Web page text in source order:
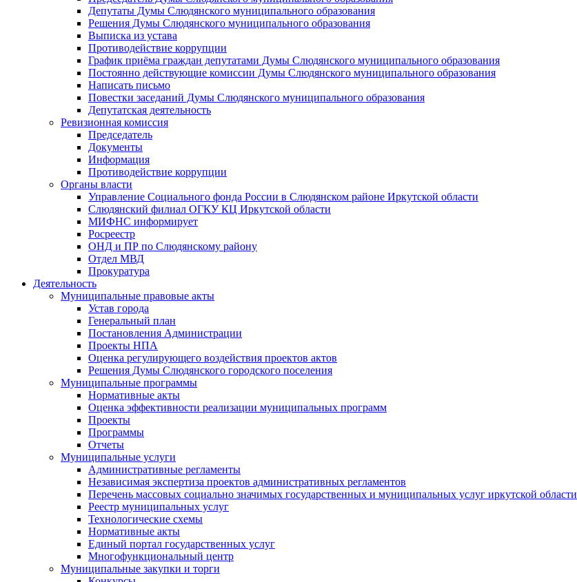
Депутаты Думы Слюдянского муниципального образования
Решения Думы Слюдянского муниципального образования
Выписка из устава
Противодействие коррупции
График приёма граждан депутатами Думы Слюдянского муниципального образования
Постоянно действующие комиссии Думы Слюдянского муниципального образования
Написать письмо
Повестки заседаний Думы Слюдянского муниципального образования
Депутатская деятельность
Ревизионная комиссия
Председатель
Документы
Информация
Противодействие коррупции
Органы власти
Управление Социального фонда России в Слюдянском районе Иркутской области
Слюдянский филиал ОГКУ КЦ Иркутской области
МИФНС информирует
Росреестр
ОНД и ПР по Слюдянскому району
Отдел МВД
Прокуратура
Деятельность
Муниципальные правовые акты
Устав города
Генеральный план
Постановления Администрации
Проекты НПА
Оценка регулирующего воздействия проектов актов
Решения Думы Слюдянского городского поселения
Муниципальные программы
Нормативные акты
Оценка эффективности реализации муниципальных программ
Проекты
Программы
Отчеты
Муниципальные услуги
Административные регламенты
Независимая экспертиза проектов административных регламентов
Перечень массовых социально значимых государственных и муниципальных услуг иркутской области
Реестр муниципальных услуг
Технологические схемы
Нормативные акты
Единый портал государственных услуг
Многофункциональный центр
Муниципальные закупки и торги